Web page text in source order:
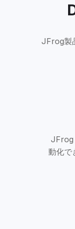
JFrog製
JFrog
動化で